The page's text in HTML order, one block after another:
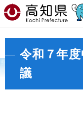
令和７年
議